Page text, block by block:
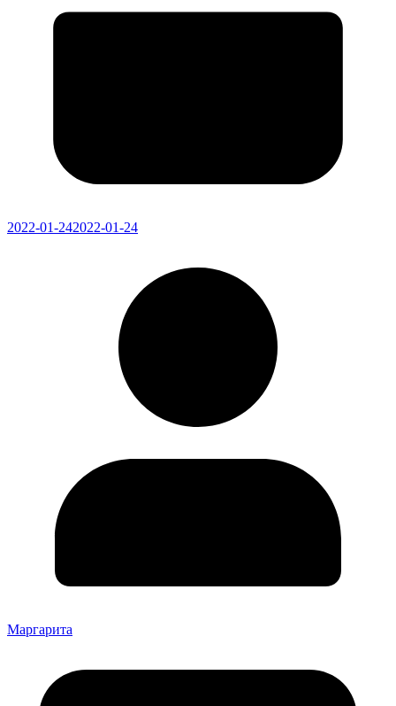
2022-01-242022-01-24
Маргарита